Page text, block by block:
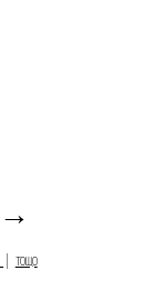
→
тощо